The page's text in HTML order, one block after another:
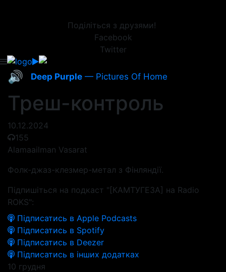
Поділіться з друзями!
Facebook
Twitter
🔊 Deep Purple — Pictures Of Home
Треш-контроль
10.12.2024
155
Alamaailman Vasarat
Фолк-джаз-клезмер-метал з Фінляндії.
Підпишіться на подкаст "[КАМТУГЕЗА] на Radio
ROKS":
Підписатись в Apple Podcasts
Підписатись в Spotify
Підписатись в Deezer
Підписатись в інших додатках
10 грудня